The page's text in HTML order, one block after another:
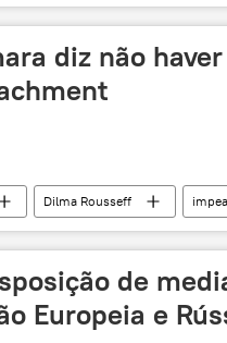
Aleksandr Lukashenko
diz não
Dilma Rousseff
de
Europeia e